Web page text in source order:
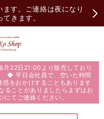
す。ご連絡は夜になり
きます。
22日21:00より販売しており
平日会社員で、空いた時間
をおかけすることもあります
ことがありましたらまずはお
にてご連絡ください。